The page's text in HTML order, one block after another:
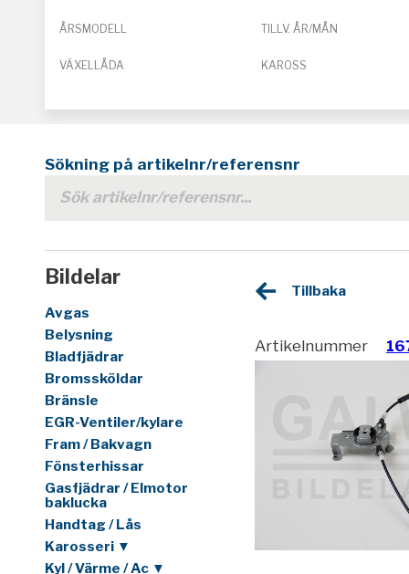
ÅRSMODELL TILLV. ÅR/MÅN
VÄXELLÅDA KAROSS
Sökning på artikelnr/referensnr
Bildelar
Avgas
Belysning
Bladfjädrar
Bromssköldar
Bränsle
EGR-Ventiler/kylare
Fram / Bakvagn
Fönsterhissar
Gasfjädrar / Elmotor
baklucka
Handtag / Lås
Karosseri ▼
Kyl / Värme / Ac ▼
Tillbaka
Artikelnummer